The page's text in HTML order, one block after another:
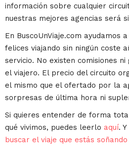
información sobre cualquier
nuestras mejores agencias será
En BuscoUnViaje.com ayudamos
felices viajando sin ningún coste
servicio. No existen comisiones
el viajero. El precio del circuito
el mismo que el ofertado por la
sorpresas de última hora ni
Si quieres entender de forma
qué vivimos, puedes leerlo aquí.
buscar el viaje que estás